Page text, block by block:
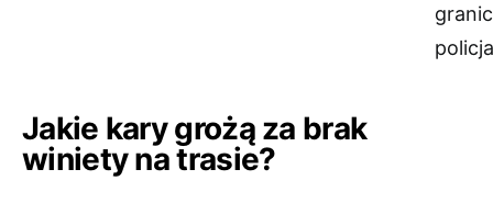
policja
Jakie kary grożą za brak
winiety na trasie?